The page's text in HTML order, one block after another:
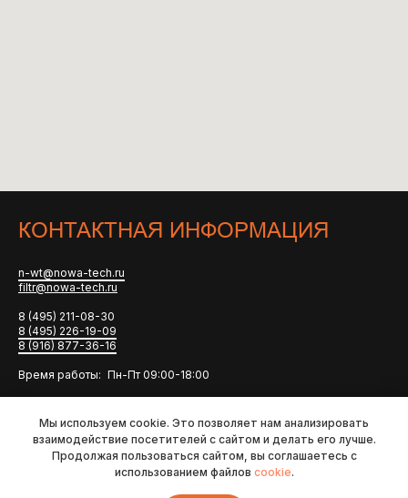
КОНТАКТНАЯ ИНФОРМАЦИЯ
n-wt@nowa-tech.ru
filtr@nowa-tech.ru
8 (495) 211-08-30
8 (495) 226-19-09
8 (916) 877-36-16
Время работы: Пн-Пт 09:00-18:00
ОТГРУЗКА ТОВАРА ОСУЩЕСТВЛЯЕТСЯ ПО ВСЕЙ РОССИИ
одробная контактная информация
Мы используем cookie. Это позволяет нам анализировать
взаимодействие посетителей с сайтом и делать его лучше.
Продолжая пользоваться сайтом, вы соглашаетесь с
использованием файлов cookie.